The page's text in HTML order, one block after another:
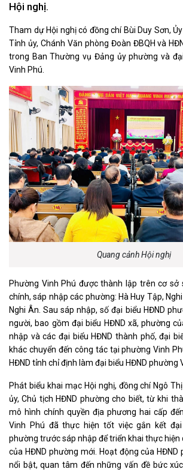
Hội nghị.
Tham dự Hội nghị có đồng chí Bùi Duy Sơn,
Tỉnh ủy, Chánh Văn phòng Đoàn ĐBQH và
trong Ban Thường vụ Đảng ủy phường và
Vinh Phú.
Quang cảnh Hội nghị
Phường Vinh Phú được thành lập trên cơ sở
chính, sáp nhập các phường: Hà Huy Tập,
Nghi Ân. Sau sáp nhập, số đại biểu HĐND
người, bao gồm đại biểu HĐND xã, phường
nhập và các đại biểu HĐND thành phố, đại
khác chuyển đến công tác tại phường Vinh
HĐND tỉnh chỉ định làm đại biểu HĐND phường
Phát biểu khai mạc Hội nghị, đồng chí Ngô
ủy, Chủ tịch HĐND phường cho biết, từ khi
mô hình chính quyền địa phương hai cấp
Vinh Phú đã thực hiện tốt việc gắn kết đại
phường trước sáp nhập để triển khai thực hiện
của HĐND phường mới. Hoạt động của
nổi bật, quan tâm đến những vấn đề bức